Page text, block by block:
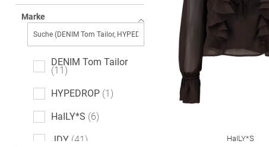
Marke
DENIM Tom Tailor
11
HYPEDROP 1
HaILY*S 6
JDY 41 HaILY*S